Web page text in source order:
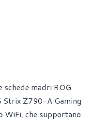
schede madri ROG
Strix Z790-A Gaming
WiFi, che supportano